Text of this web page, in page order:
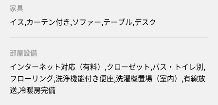
家具
イス,カーテン付き,ソファー,テーブル,デスク
部屋設備
インターネット対応（有料）,クローゼット,バス・トイレ別,
フローリング,洗浄機能付き便座,洗濯機置場（室内）,有線放
送,冷暖房完備